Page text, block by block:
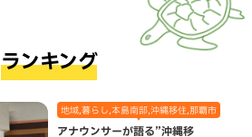
ランキング
地域,暮らし,本島南部,沖縄移住,那覇市
アナウンサーが語る”沖縄移